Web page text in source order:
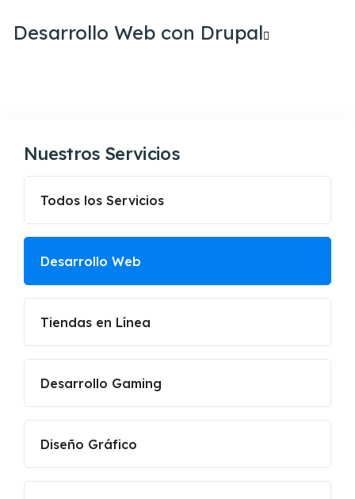
Desarrollo Web con Drupal
Nuestros Servicios
Todos los Servicios
Desarrollo Web
Tiendas en Línea
Desarrollo Gaming
Diseño Gráfico